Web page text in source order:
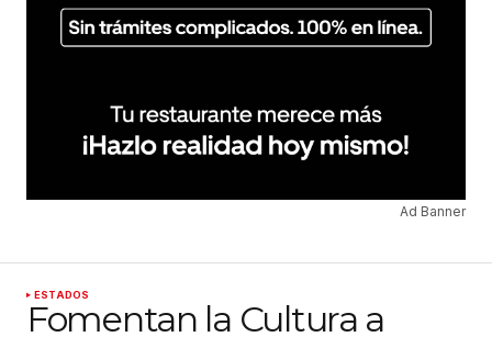
Ad Banner
ESTADOS
Fomentan la Cultura a